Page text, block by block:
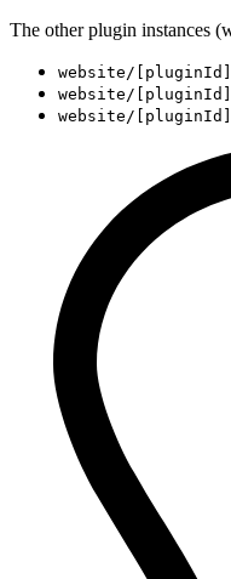
The other plugin instances
website/
website/
website/